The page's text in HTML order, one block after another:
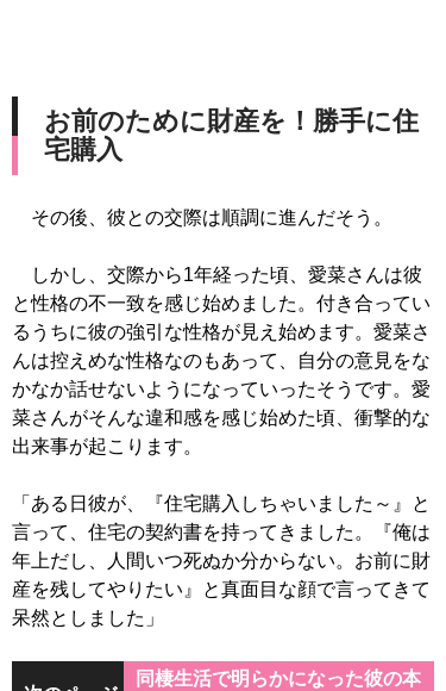
お前のために財産を！勝手に住
宅購入
その後、彼との交際は順調に進んだそう。
しかし、交際から1年経った頃、愛菜さんは彼
と性格の不一致を感じ始めました。付き合ってい
るうちに彼の強引な性格が見え始めます。愛菜さ
んは控えめな性格なのもあって、自分の意見をな
かなか話せないようになっていったそうです。愛
菜さんがそんな違和感を感じ始めた頃、衝撃的な
出来事が起こります。
「ある日彼が、『住宅購入しちゃいました～』と
言って、住宅の契約書を持ってきました。『俺は
年上だし、人間いつ死ぬか分からない。お前に財
産を残してやりたい』と真面目な顔で言ってきて
呆然としました」
同棲生活で明らかになった彼の本